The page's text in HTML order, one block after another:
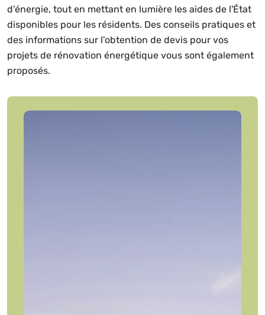
d'énergie, tout en mettant en lumière les aides de l'État
disponibles pour les résidents. Des conseils pratiques et
des informations sur l'obtention de devis pour vos
projets de rénovation énergétique vous sont également
proposés.